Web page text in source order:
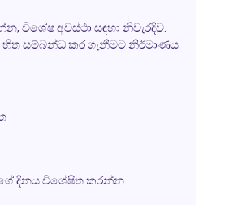
විශේෂ අවස්ථා සඳහා නිවැරදිව.
හිත සම්බන්ධ කර ගැනීමට නිර්මාණය
දිනය විශේෂිත කරන්න.